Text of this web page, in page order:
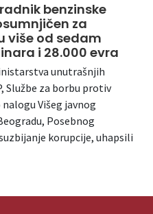
benzinske
za
više od sedam
i 28.000 evra
unutrašnjih
Službe za borbu protiv
Višeg javnog
Posebnog
korupcije, uhapsili